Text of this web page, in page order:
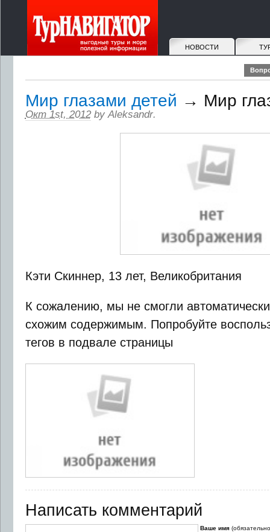
НОВОСТИ
Мир глазами детей → Мир
Окт 1st, 2012 byAleksandr.
Кэти Скиннер, 13 лет, Великобритания
К сожалению, мы не смогли
схожим содержимым. Попробуйте
тегов в подвале страницы
Написать комментарий
Ваше имя